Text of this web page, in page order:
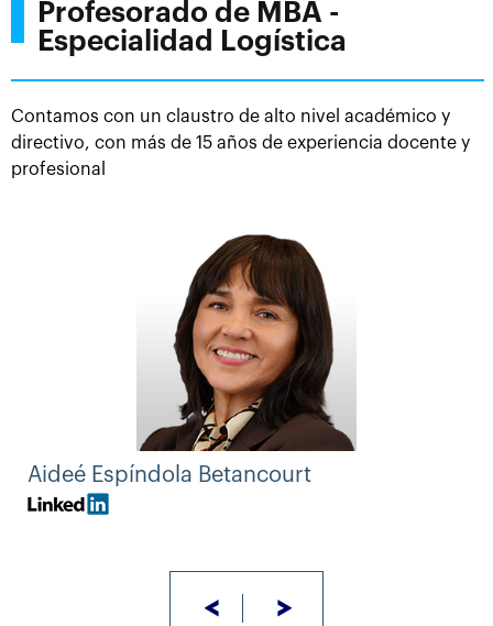
de Estudios Superiores Maranathá-CESUMA
Este programa máster de Postgrado del Centro
Europeo de Postgrado-CEUPE es un completo
programa formativo online con dos años académicos,
cuyo plan de estudios (pensum), impartición y
(EEES) que le concede 60 ECTS European Credit
Transfer System y que goza de más de 35 ediciones.
Profesorado de MBA -
Especialidad Logística
Contamos con un claustro de alto nivel académico y
directivo, con más de 15 años de experiencia docente y
profesional
Aideé Espíndola Betancourt
< >